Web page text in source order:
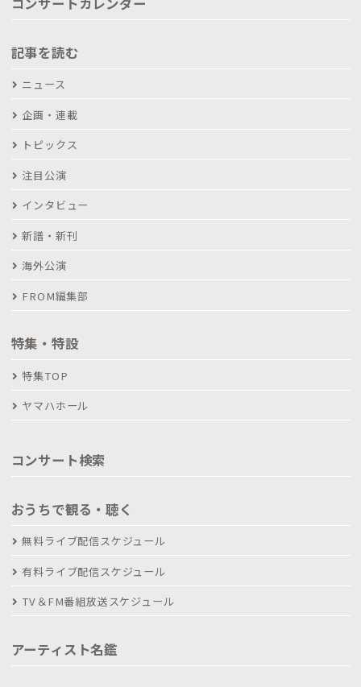
記事を読む
ニュース
企画・連載
トピックス
注目公演
インタビュー
新譜・新刊
海外公演
FROM編集部
特集・特設
特集TOP
ヤマハホール
コンサート検索
おうちで観る・聴く
無料ライブ配信スケジュール
有料ライブ配信スケジュール
TV＆FM番組放送スケジュール
アーティスト名鑑